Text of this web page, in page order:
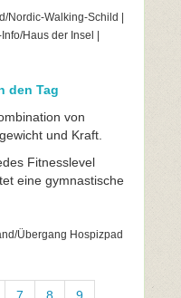
Nordic-Walking-Schild |
Haus der Insel |
den Tag
von
und Kraft.
Fitnesslevel
eine gymnastische
Übergang Hospizpad